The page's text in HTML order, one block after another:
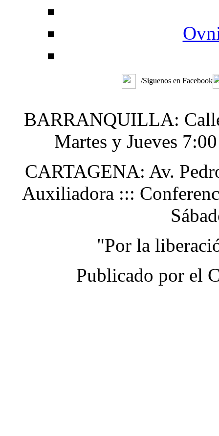
/Siguenos en Facebook
BARRANQUILLA:
Martes y Jueves
CARTAGENA: Av.
Auxiliadora :::
"Por la
Publicado por el